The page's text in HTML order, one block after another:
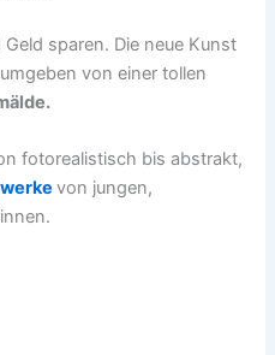
Geld sparen. Die neue Kunst
von einer tollen
fotorealistisch bis abstrakt,
von jungen,